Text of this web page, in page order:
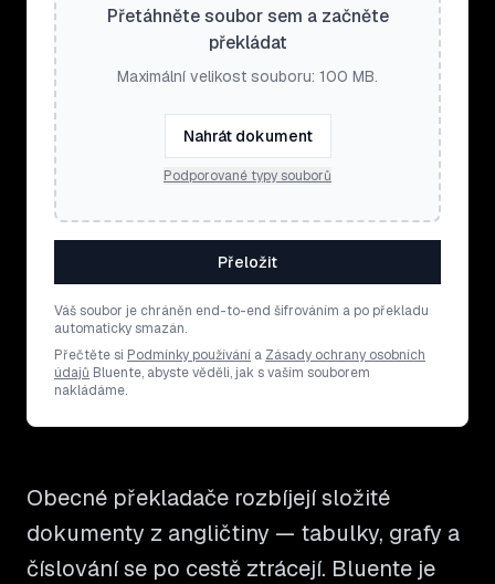
Přetáhněte soubor sem a začněte
překládat
Maximální velikost souboru: 100 MB.
Nahrát dokument
Podporované typy souborů
Přeložit
Váš soubor je chráněn end-to-end šifrováním a po překladu
automaticky smazán.
Přečtěte si Podmínky používání a Zásady ochrany osobních
údajů Bluente, abyste věděli, jak s vaším souborem
nakládáme.
Obecné překladače rozbíjejí složité
dokumenty z angličtiny — tabulky, grafy a
číslování se po cestě ztrácejí. Bluente je